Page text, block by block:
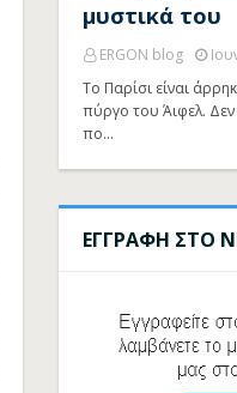
μυστικά του
ERGON blog
Το Παρίσι είναι
πύργο του Άιφελ.
πο…
ΕΓΓΡΑΦΗ ΣΤΟ